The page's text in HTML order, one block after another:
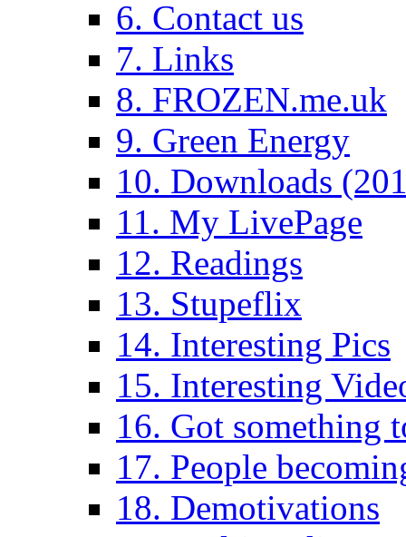
6. Contact us
7. Links
8. FROZEN.me.uk
9. Green Energy
10. Downloads
11. My LivePage
12. Readings
13. Stupeflix
14. Interesting Pics
15. Interesting
16. Got something
17. People
18. Demotivations